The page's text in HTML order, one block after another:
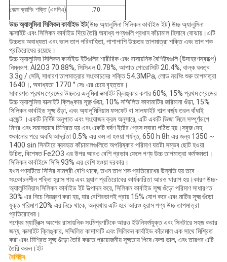
কোল্ড ক্রাশিং শক্তি (এমপিএ)
.70
উচ্চ অ্যালুমিনা সিলিকন কার্বাইড ইট(উচ্চ অ্যালুমিনা সিলিকন কার্বাইড ইট) উচ্চ অ্যালুমিনা
বাক্সাইট এবং সিলিকন কার্বাইড দিয়ে তৈরি অবাধ্য পণ্যগুলি প্রধান কাঁচামাল হিসাবে বোঝায়।এটি
উচ্চতর অবাধ্যতা এবং ভাল তাপ পরিবাহিতা, পাশাপাশি উচ্চতর তাপমাত্রা শক্তি এবং তাপ শক
প্রতিরোধের রয়েছে।
উচ্চ অ্যালুমিনা সিলিকন কার্বাইড ইটগুলির শারীরিক এবং রাসায়নিক বৈশিষ্ট্যগুলি (উদাহরণস্বরূপ)
নিম্নরূপ: Al2O3 70.88%, সিসিএল 0.78%, আপাত পোরোসিটি 20.4%, বাল্ক ঘনত্ব
3.3g / সেমি, সাধারণ তাপমাত্রার সংকোচনের শক্তি 54.3MPa, লোড নরমিং শুরু তাপমাত্রা
1640।, অবাধ্যতা 1770 ° সেঃ এর চেয়ে বৃহত্তর।
সাধারণত প্রথম গ্রেডের উচ্চতর এলুমিনা বক্সাইট ক্লিঙ্কার কণার 60%, 15% প্রথম গ্রেডের
উচ্চ অ্যালুমিনা বাক্সাইট ক্লিঙ্কার সূক্ষ্ণ গুঁড়া, 10% সম্মিলিত কাদামাটির জরিমানা গুঁড়া, 15%
সিলিকন কার্বাইড সূক্ষ্ম গুঁড়া, এবং অ্যালুমিনিয়াম ফসফেট বা সালফাইট পাল্প বর্জ্য তরল বাঁধাই
এজেন্ট ।একটি নির্দিষ্ট অনুপাত এবং সংযোজন ক্রম অনুসারে, এটি একটি ভিজা মিলে সম্পূর্ণরূপে
মিশ্র এবং সমানভাবে মিশ্রিত হয় এবং একটি ঘর্ষণ ইটের প্রেস দ্বারা গঠিত হয়।সবুজ দেহ
শুকানোর পরে অবধি আর্দ্রতা 0.5% এর কম না হওয়া পর্যন্ত, 650 h 8h এর জন্য 1350 ~
1400 sin সিনটারে ব্যবহৃত কাঁচামালগুলিতে অপরিষ্কার পরিমাণ যতটা সম্ভব ছোট হওয়া
উচিত, বিশেষত Fe2O3 এর উপর আরও বেশি প্রভাব ফেলে পণ্য উচ্চ তাপমাত্রা কর্মক্ষমতা।
সিলিকন কার্বাইডে সিসি 93% এর বেশি হওয়া দরকার।
যখন পণ্যটিতে সিসির সামগ্রী বেশি থাকে, তখন তাপ শক প্রতিরোধের উন্নতি হয় তবে
সংকোচনশীল শক্তি হ্রাস পায় এবং স্ল্যাগ প্রতিরোধের কার্যকারিতা আরও খারাপ হয়।কারণ উচ্চ-
অ্যালুমিনিয়াম সিলিকন কার্বাইড ইট উত্পাদন করে, সিলিকন কার্বাইড সূক্ষ্ম গুঁড়ো পরিমাণ সাধারণত
30% এর নিচে নিয়ন্ত্রণ করা হয়, যার বেশিরভাগই প্রায় 15% যোগ করে এবং মাটির সূক্ষ্ম গুঁড়ো
যুক্ত পরিমাণ 20% এর নিচে থাকে, অন্যথায় এটি হবে আরও হ্রাস পণ্য উচ্চ তাপমাত্রা
প্রতিরোধের।
পণ্যের ম্যাট্রিক্স অংশের রাসায়নিক সংমিশ্রণটিকে আরও ইউনিফর্মযুক্ত এবং সিনটারে সহজ করার
জন্য, বাক্সাইট ক্লিঙ্কার, সম্মিলিত কাদামাটি এবং সিলিকন কার্বাইড কাঁচামাল এক সাথে মিশ্রিত
করা এবং মিশ্রিত সূক্ষ্ম গুঁড়ো তৈরি করতে প্রয়োজনীয় সূক্ষ্মতায় পিষে ফেলা ভাল, এবং তারপর এটি
তৈরি করুন।ইট
বৈশিষ্ট্য